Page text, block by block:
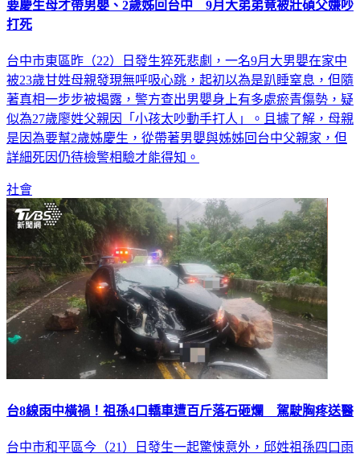
要慶生母才帶男嬰、2歲姊回台中 9月大弟弟竟被壯碩父嫌吵
打死
台中市東區昨（22）日發生猝死悲劇，一名9月大男嬰在家中
被23歲甘姓母親發現無呼吸心跳，起初以為是趴睡窒息，但隨
著真相一步步被揭露，警方查出男嬰身上有多處瘀青傷勢，疑
似為27歲廖姓父親因「小孩太吵動手打人」。且據了解，母親
是因為要幫2歲姊慶生，從帶著男嬰與姊姊回台中父親家，但
詳細死因仍待檢警相驗才能得知。
社會
台8線雨中橫禍！祖孫4口轎車遭百斤落石砸爛 駕駛胸疼送醫
台中市和平區今（21）日發生一起驚悚意外，邱姓祖孫四口雨